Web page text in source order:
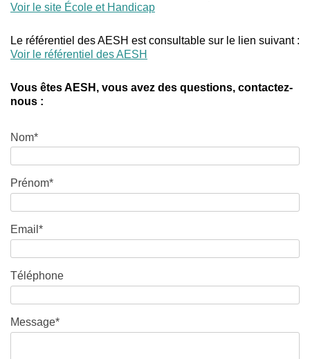
Voir le site École et Handicap
Le référentiel des AESH est consultable sur le lien suivant :
Voir le référentiel des AESH
Vous êtes AESH, vous avez des questions, contactez-
nous :
Nom*
Prénom*
Email*
Téléphone
Message*